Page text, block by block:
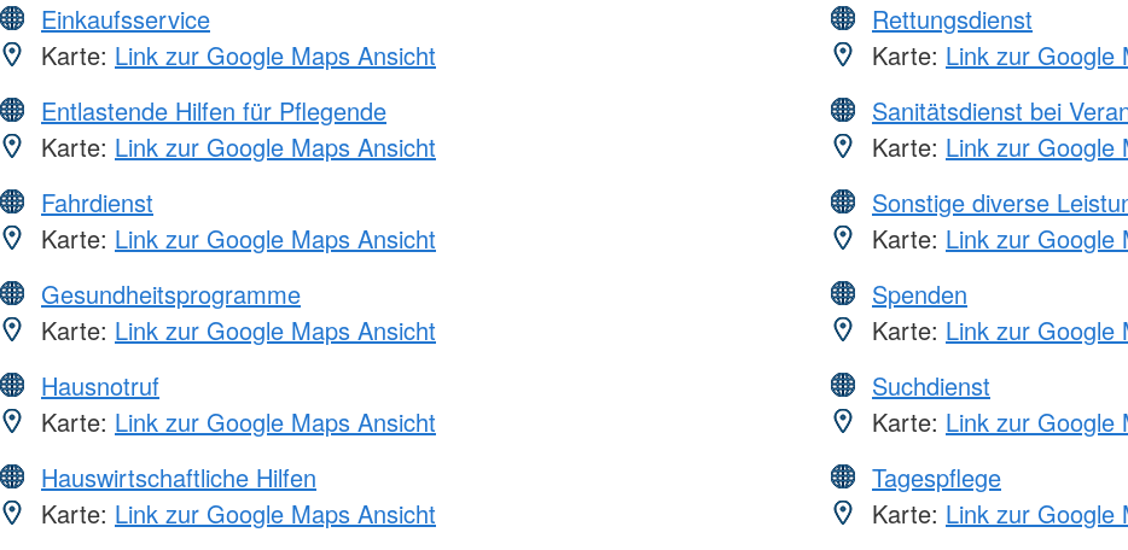
Einkaufsservice
Karte: Link zur Google Maps Ansicht
Entlastende Hilfen für Pflegende
Karte: Link zur Google Maps Ansicht
Fahrdienst
Karte: Link zur Google Maps Ansicht
Gesundheitsprogramme
Karte: Link zur Google Maps Ansicht
Hausnotruf
Karte: Link zur Google Maps Ansicht
Hauswirtschaftliche Hilfen
Karte: Link zur Google Maps Ansicht
Rettungsdienst
Karte: Link zur Google
Sanitätsdienst bei
Karte: Link zur Google
Sonstige diverse
Karte: Link zur Google
Spenden
Karte: Link zur Google
Suchdienst
Karte: Link zur Google
Tagespflege
Karte: Link zur Google